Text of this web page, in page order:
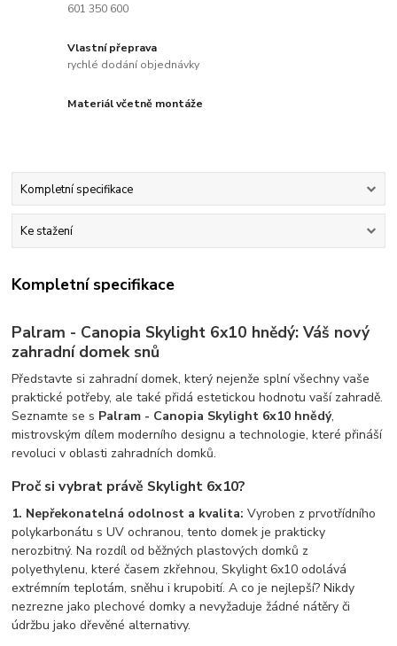
601 350 600
Vlastní přeprava
rychlé dodání objednávky
Materiál včetně montáže
Kompletní specifikace
Ke stažení
Kompletní specifikace
Palram - Canopia Skylight 6x10 hnědý: Váš nový
zahradní domek snů
Představte si zahradní domek, který nejenže splní všechny vaše
praktické potřeby, ale také přidá estetickou hodnotu vaší zahradě.
Seznamte se s Palram - Canopia Skylight 6x10 hnědý,
mistrovským dílem moderního designu a technologie, které přináší
revoluci v oblasti zahradních domků.
Proč si vybrat právě Skylight 6x10?
1. Nepřekonatelná odolnost a kvalita: Vyroben z prvotřídního
polykarbonátu s UV ochranou, tento domek je prakticky
nerozbitný. Na rozdíl od běžných plastových domků z
polyethylenu, které časem zkřehnou, Skylight 6x10 odolává
extrémním teplotám, sněhu i krupobití. A co je nejlepší? Nikdy
nezrezne jako plechové domky a nevyžaduje žádné nátěry či
údržbu jako dřevěné alternativy.